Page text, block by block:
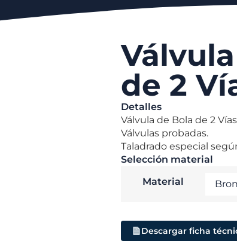
de 2
Detalles
Válvula de Bola de 2
Válvulas probadas.
Taladrado especial
Selección material
Material
Descargar ficha